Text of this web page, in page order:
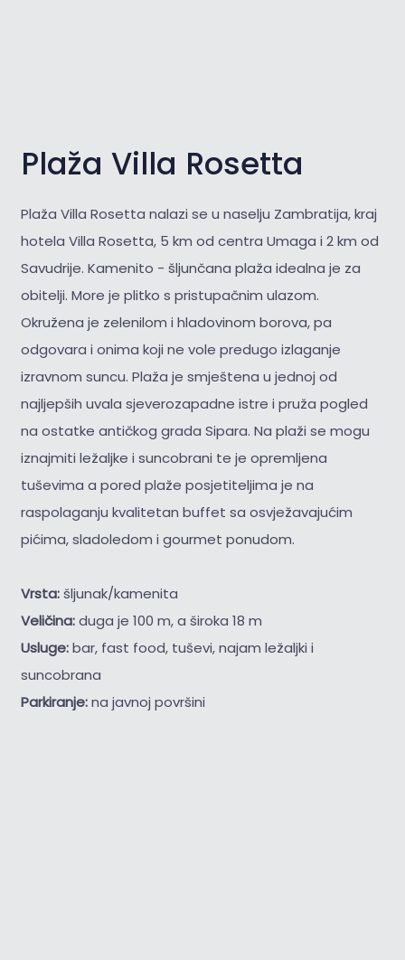
Plaža Villa Rosetta
Plaža Villa Rosetta nalazi se u naselju Zambratija, kraj
hotela Villa Rosetta, 5 km od centra Umaga i 2 km od
Savudrije. Kamenito - šljunčana plaža idealna je za
obitelji. More je plitko s pristupačnim ulazom.
Okružena je zelenilom i hladovinom borova, pa
odgovara i onima koji ne vole predugo izlaganje
izravnom suncu. Plaža je smještena u jednoj od
najljepših uvala sjeverozapadne istre i pruža pogled
na ostatke antičkog grada Sipara. Na plaži se mogu
iznajmiti ležaljke i suncobrani te je opremljena
tuševima a pored plaže posjetiteljima je na
raspolaganju kvalitetan buffet sa osvježavajućim
pićima, sladoledom i gourmet ponudom.
Vrsta:šljunak/kamenita
Veličina:duga je 100 m, a široka 18 m
Usluge:bar, fast food, tuševi, najam ležaljki i
suncobrana
Parkiranje:na javnoj površini